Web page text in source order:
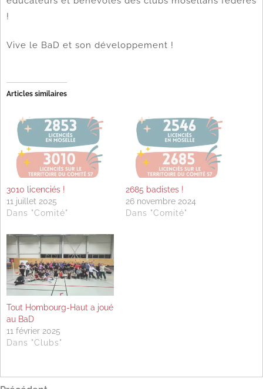
!
Vive le BaD et son développement !
Articles similaires
3010 licenciés !
11 juillet 2025
Dans "Comité"
2685 badistes !
26 novembre 2024
Dans "Comité"
Tout Hombourg-Haut a joué
au BaD
11 février 2025
Dans "Clubs"